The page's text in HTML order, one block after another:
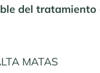
del tratamiento
MATAS